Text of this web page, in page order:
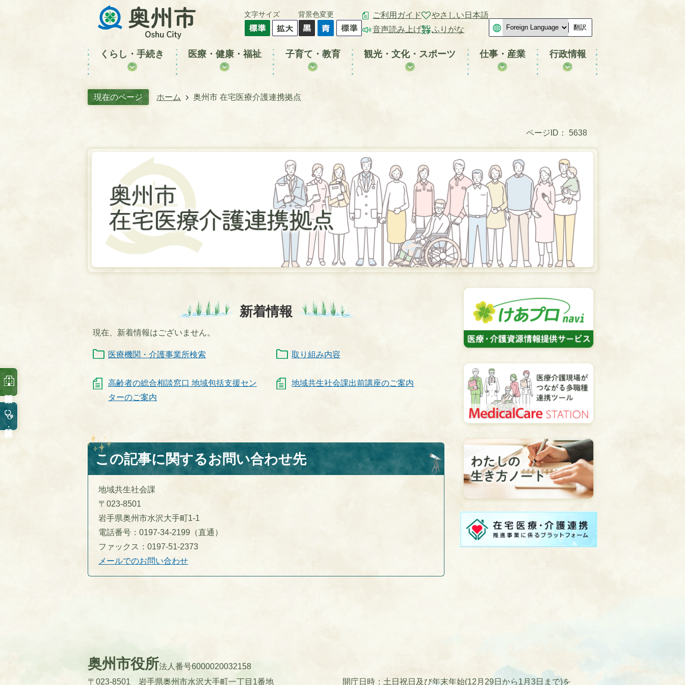
文字サイズ 背景色変更
ご利用ガイド
音声読み上げ
やさしい日本語
ふりがな
翻訳
くらし・手続き 医療・健康・福祉 子育て・教育 観光・文化・スポーツ 仕事・産業 行政情報
現在のページ ホーム 奥州市 在宅医療介護連携拠点
奥
市
在
宅
療
連
携
拠
点
ページID： 5638
新着情報
現在、新着情報はございません。
医療機関・介護事業所検索 取り組み内容
高齢者の総合相談窓口 地域包括支援セン
ターのご案内
地域共生社会課出前講座のご案内
この記事に関するお問い合わせ先
地域共生社会課
〒023-8501
岩手県奥州市水沢大手町1-1
電話番号：0197-34-2199（直通）
ファックス：0197-51-2373
メールでのお問い合わせ
奥州市役所法人番号6000020032158
〒023-8501 岩手県奥州市水沢大手町一丁目1番地
開庁日時：土日祝日及び年末年始(12月29日から1月3日まで)を